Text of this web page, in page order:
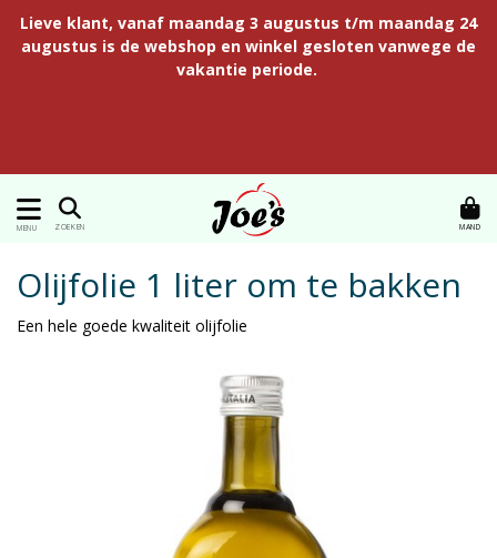
Lieve klant, vanaf maandag 3 augustus t/m maandag 24
augustus is de webshop en winkel gesloten vanwege de
vakantie periode.
MENU ZOEKEN MAND
Olijfolie 1 liter om te bakken
Een hele goede kwaliteit olijfolie